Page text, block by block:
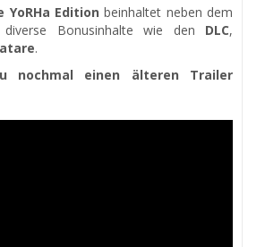
Edition beinhaltet neben dem
diverse Bonusinhalte wie den DLC,
.
nochmal einen älteren Trailer